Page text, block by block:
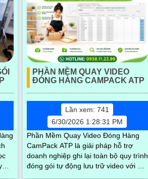
PHẦN MỀM QUAY VIDEO
ĐÓNG HÀNG CAMPACK ATP
Lần xem: 741
6/30/2026 1:28:31 PM
Phần Mềm Quay Video Đóng Hàng
CamPack ATP là giải pháp hỗ trợ
doanh nghiệp ghi lại toàn bộ quy trình
đóng gói tự động lưu trữ video với mã